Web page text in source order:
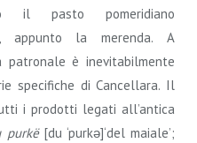
il pasto pomeridiano
appunto la merenda. A
è inevitabilmente
specifiche di Cancellara. Il
i prodotti legati all’antica
purkë[du ‘purkǝ]‘del maiale’;